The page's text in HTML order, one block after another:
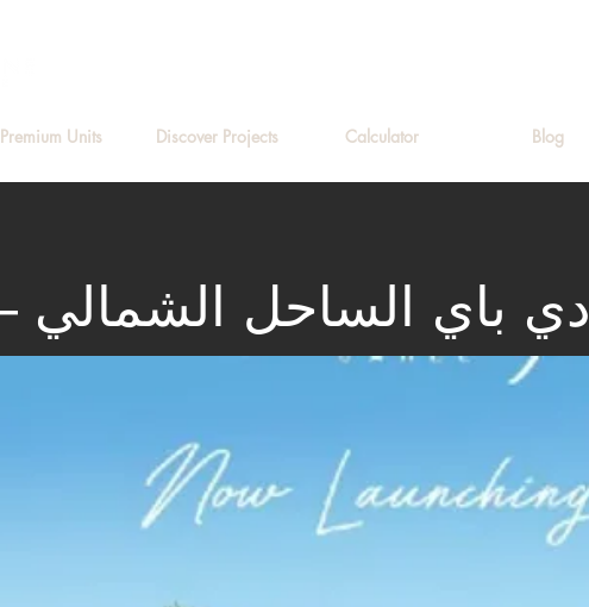
Premium Units Discover Projects Calculator Blog
D-Bay – دي باي الساحل الشمالي